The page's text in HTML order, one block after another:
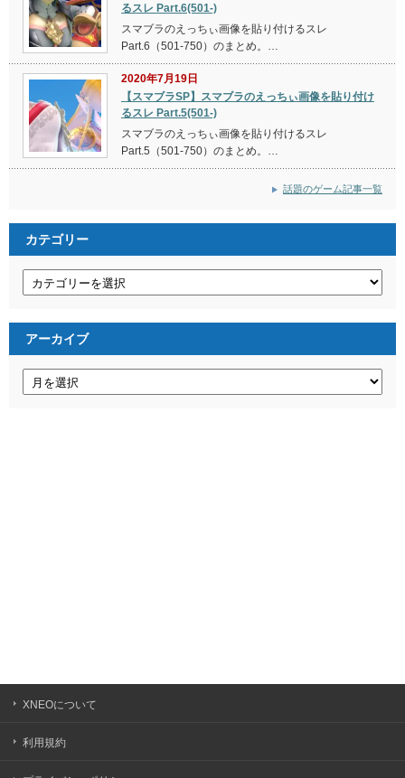
るスレ Part.6(501-)
スマブラのえっちぃ画像を貼り付けるスレ
Part.6（501-750）のまとめ。…
2020年7月19日
【スマブラSP】スマブラのえっちぃ画像を貼り付け
るスレ Part.5(501-)
スマブラのえっちぃ画像を貼り付けるスレ
Part.5（501-750）のまとめ。…
話題のゲーム記事一覧
カテゴリー
アーカイブ
XNEOについて
利用規約